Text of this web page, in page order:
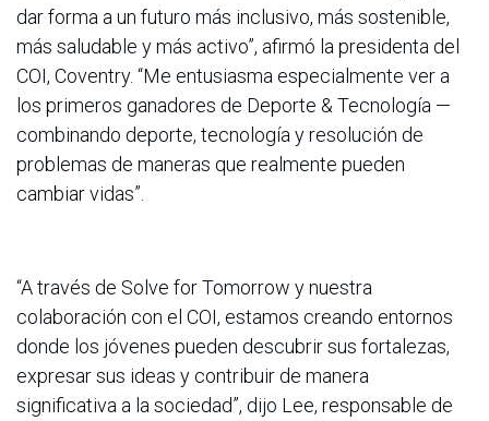
dar forma a un futuro más inclusivo, más sostenible,
más saludable y más activo”, afirmó la presidenta del
COI, Coventry. “Me entusiasma especialmente ver a
los primeros ganadores de Deporte & Tecnología —
combinando deporte, tecnología y resolución de
problemas de maneras que realmente pueden
cambiar vidas”.
“A través de Solve for Tomorrow y nuestra
colaboración con el COI, estamos creando entornos
donde los jóvenes pueden descubrir sus fortalezas,
expresar sus ideas y contribuir de manera
significativa a la sociedad”, dijo Lee, responsable de